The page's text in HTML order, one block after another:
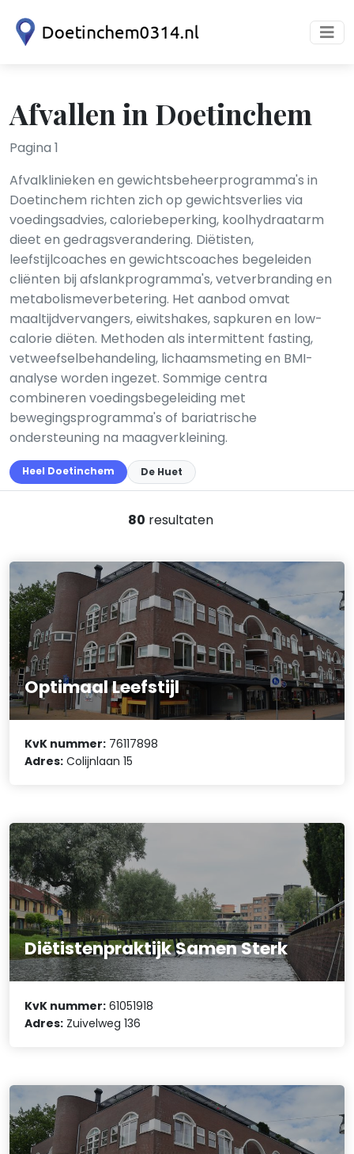
Afvallen in Doetinchem
Pagina 1
Afvalklinieken en gewichtsbeheerprogramma's in
Doetinchem richten zich op gewichtsverlies via
voedingsadvies, caloriebeperking, koolhydraatarm
dieet en gedragsverandering. Diëtisten,
leefstijlcoaches en gewichtscoaches begeleiden
cliënten bij afslankprogramma's, vetverbranding en
metabolismeverbetering. Het aanbod omvat
maaltijdvervangers, eiwitshakes, sapkuren en low-
calorie diëten. Methoden als intermittent fasting,
vetweefselbehandeling, lichaamsmeting en BMI-
analyse worden ingezet. Sommige centra
combineren voedingsbegeleiding met
bewegingsprogramma's of bariatrische
ondersteuning na maagverkleining.
Heel Doetinchem De Huet
80 resultaten
Optimaal Leefstijl
KvK nummer: 76117898
Adres: Colijnlaan 15
Diëtistenpraktijk Samen Sterk
KvK nummer: 61051918
Adres: Zuivelweg 136